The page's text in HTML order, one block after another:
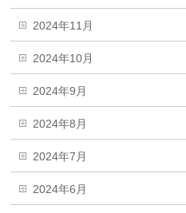
2024年11月
2024年10月
2024年9月
2024年8月
2024年7月
2024年6月